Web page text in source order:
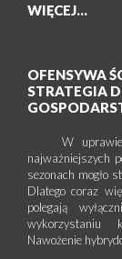
WIĘCEJ...
OFENSYWA
STRATEGIA
W uprawie
najważniejszych
sezonach mogło
Dlatego coraz
polegają
wykorzystaniu
Nawożenie